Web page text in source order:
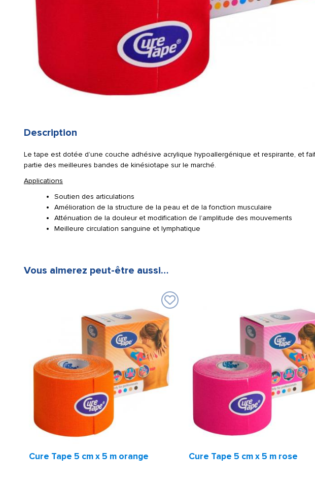
Description
Le tape est dotée d’une couche adhésive acrylique hypoallergénique et respirante, et
partie des meilleures bandes de kinésiotape sur le marché.
Applications
Soutien des articulations
Amélioration de la structure de la peau et de la fonction musculaire
Atténuation de la douleur et modification de l’amplitude des mouvements
Meilleure circulation sanguine et lymphatique
Vous aimerez peut-être aussi…
Cure Tape 5 cm x 5 m orange Cure Tape 5 cm x 5 m rose